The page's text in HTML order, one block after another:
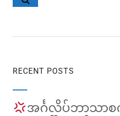
RECENT POSTS
အင်္ဂလိပ်ဘာသာစ